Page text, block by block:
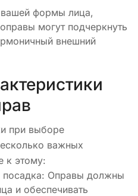
формы лица,
могут подчеркнуть
внешний
при выборе
важных
к этому:
посадка: Оправы должны
и обеспечивать